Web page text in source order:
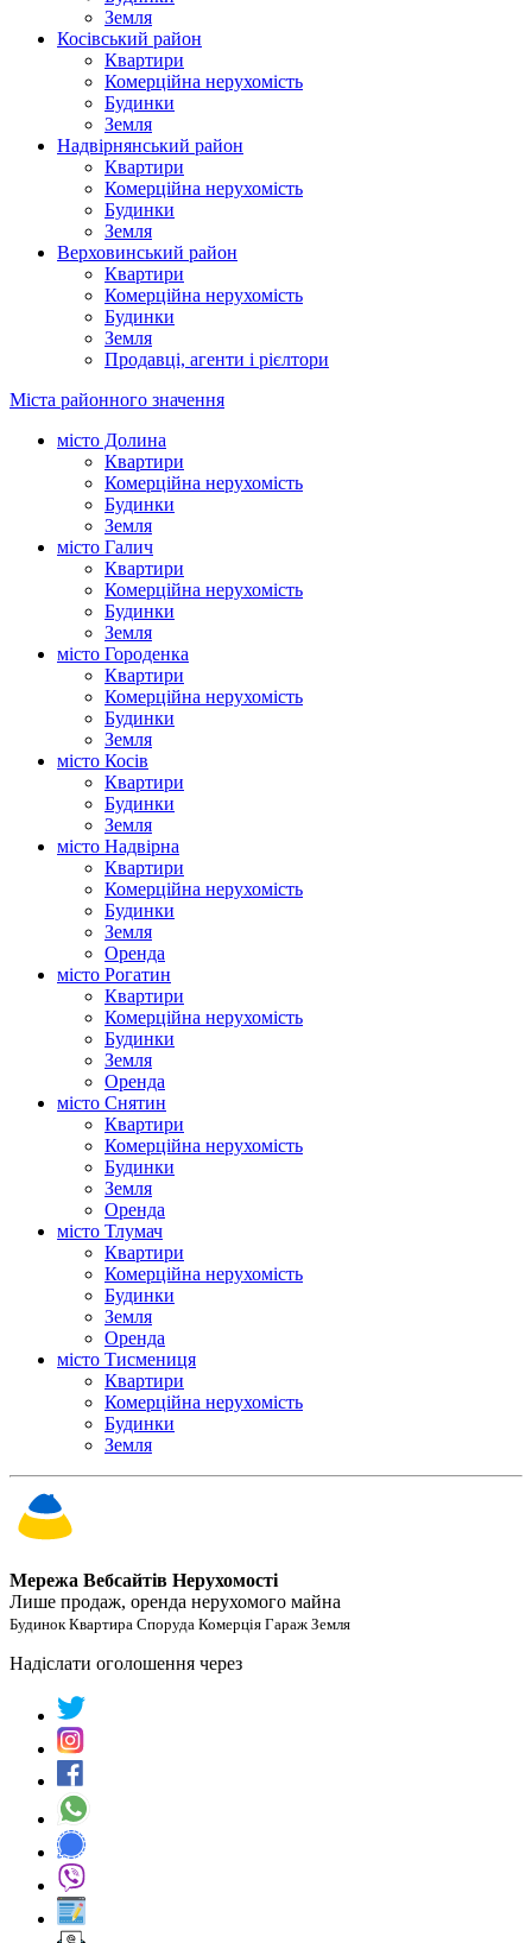
Земля
Косівський район
Квартири
Комерційна нерухомість
Будинки
Земля
Надвірнянський район
Квартири
Комерційна нерухомість
Будинки
Земля
Верховинський район
Квартири
Комерційна нерухомість
Будинки
Земля
Продавці, агенти і рієлтори
Міста районного значення
місто Долина
Квартири
Комерційна нерухомість
Будинки
Земля
місто Галич
Квартири
Комерційна нерухомість
Будинки
Земля
місто Городенка
Квартири
Комерційна нерухомість
Будинки
Земля
місто Косів
Квартири
Будинки
Земля
місто Надвірна
Квартири
Комерційна нерухомість
Будинки
Земля
Оренда
місто Рогатин
Квартири
Комерційна нерухомість
Будинки
Земля
Оренда
місто Снятин
Квартири
Комерційна нерухомість
Будинки
Земля
Оренда
місто Тлумач
Квартири
Комерційна нерухомість
Будинки
Земля
Оренда
місто Тисмениця
Квартири
Комерційна нерухомість
Будинки
Земля
Мережа Вебсайтів Нерухомості
Лише продаж, оренда нерухомого майна
Будинок Квартира Споруда Комерція Гараж Земля
Надіслати оголошення через